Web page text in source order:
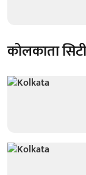
कोलकाता सिटी